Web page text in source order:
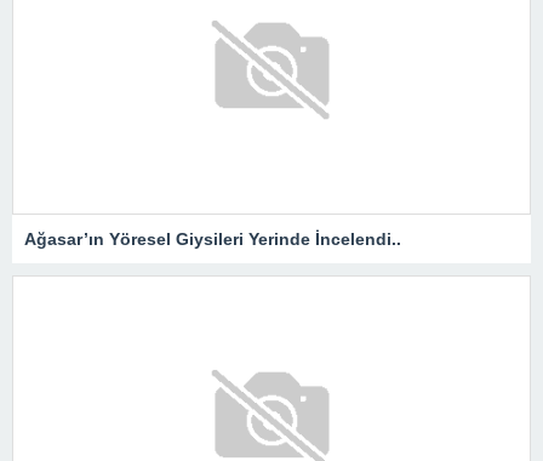
Ağasar’ın Yöresel Giysileri Yerinde İncelendi..